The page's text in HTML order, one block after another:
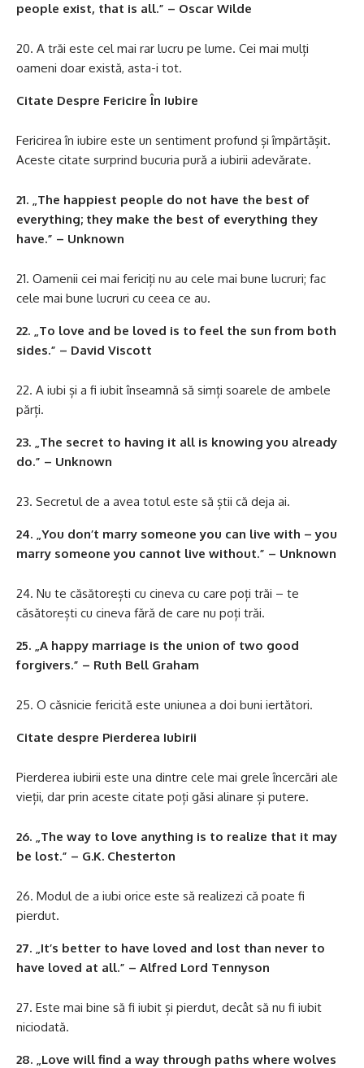
people exist, that is all.” – Oscar Wilde
A trăi este cel mai rar lucru pe lume. Cei mai mulți
oameni doar există, asta-i tot.
Citate Despre Fericire În Iubire
Fericirea în iubire este un sentiment profund și împărtășit.
Aceste citate surprind bucuria pură a iubirii adevărate.
21. „The happiest people do not have the best of
everything; they make the best of everything they
have.” – Unknown
Oamenii cei mai fericiți nu au cele mai bune lucruri; fac
cele mai bune lucruri cu ceea ce au.
22. „To love and be loved is to feel the sun from both
sides.” – David Viscott
A iubi și a fi iubit înseamnă să simți soarele de ambele
părți.
23. „The secret to having it all is knowing you already
do.” – Unknown
Secretul de a avea totul este să știi că deja ai.
24. „You don’t marry someone you can live with – you
marry someone you cannot live without.” – Unknown
Nu te căsătorești cu cineva cu care poți trăi – te
căsătorești cu cineva fără de care nu poți trăi.
25. „A happy marriage is the union of two good
forgivers.” – Ruth Bell Graham
O căsnicie fericită este uniunea a doi buni iertători.
Citate despre Pierderea Iubirii
Pierderea iubirii este una dintre cele mai grele încercări ale
vieții, dar prin aceste citate poți găsi alinare și putere.
26. „The way to love anything is to realize that it may
be lost.” – G.K. Chesterton
Modul de a iubi orice este să realizezi că poate fi
pierdut.
27. „It’s better to have loved and lost than never to
have loved at all.” – Alfred Lord Tennyson
Este mai bine să fi iubit și pierdut, decât să nu fi iubit
niciodată.
28. „Love will find a way through paths where wolves